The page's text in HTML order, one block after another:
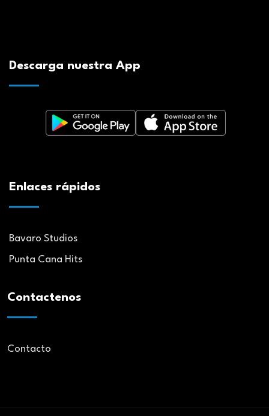
Descarga nuestra App
Enlaces rápidos
Bavaro Studios
Punta Cana Hits
Contactenos
Contacto